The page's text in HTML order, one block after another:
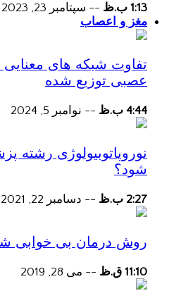
1:13 ب.ظ -- سپتامبر 23, 2023
مغز و اعصاب
تفاوت شبکه های
عصبی توزیع شده
4:44 ب.ظ -- نوامبر 5, 2024
نوروپاتوبیولوژی
شود؟
2:27 ب.ظ -- دسامبر 22, 2021
روش درمان بی خوابی
11:10 ق.ظ -- می 28, 2019